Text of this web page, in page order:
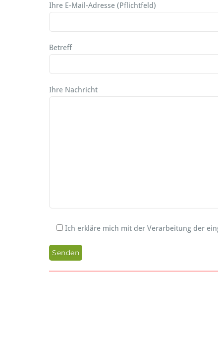
Ihre E-Mail-Adresse (Pflichtfeld)
Betreff
Ihre Nachricht
Ich erkläre mich mit der Verarbeitung der